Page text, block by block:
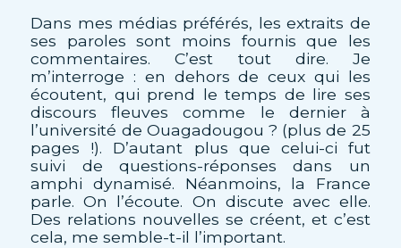
Dans mes médias préférés, les extraits de
ses paroles sont moins fournis que les
commentaires. C’est tout dire. Je
m’interroge : en dehors de ceux qui les
écoutent, qui prend le temps de lire ses
discours fleuves comme le dernier à
l’université de Ouagadougou ? (plus de 25
pages !). D’autant plus que celui-ci fut
suivi de questions-réponses dans un
amphi dynamisé. Néanmoins, la France
parle. On l’écoute. On discute avec elle.
Des relations nouvelles se créent, et c’est
cela, me semble-t-il l’important.